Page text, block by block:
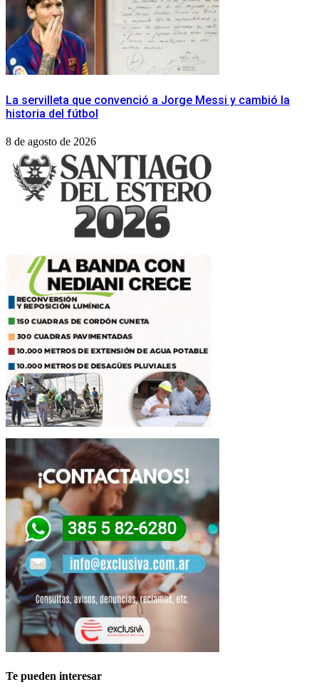
La servilleta que convenció a Jorge Messi y cambió la
historia del fútbol
8 de agosto de 2026
Te pueden interesar